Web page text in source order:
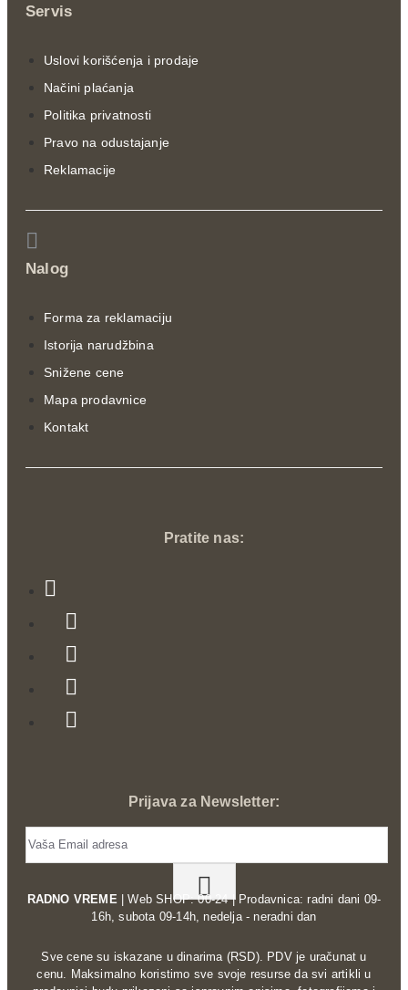
Servis
Uslovi korišćenja i prodaje
Načini plaćanja
Politika privatnosti
Pravo na odustajanje
Reklamacije
Nalog
Forma za reklamaciju
Istorija narudžbina
Snižene cene
Mapa prodavnice
Kontakt
Pratite nas:
Prijava za Newsletter:
RADNO VREME | Web SHOP: 00-24 | Prodavnica: radni dani 09-
16h, subota 09-14h, nedelja - neradni dan
Sve cene su iskazane u dinarima (RSD). PDV je uračunat u
cenu. Maksimalno koristimo sve svoje resurse da svi artikli u